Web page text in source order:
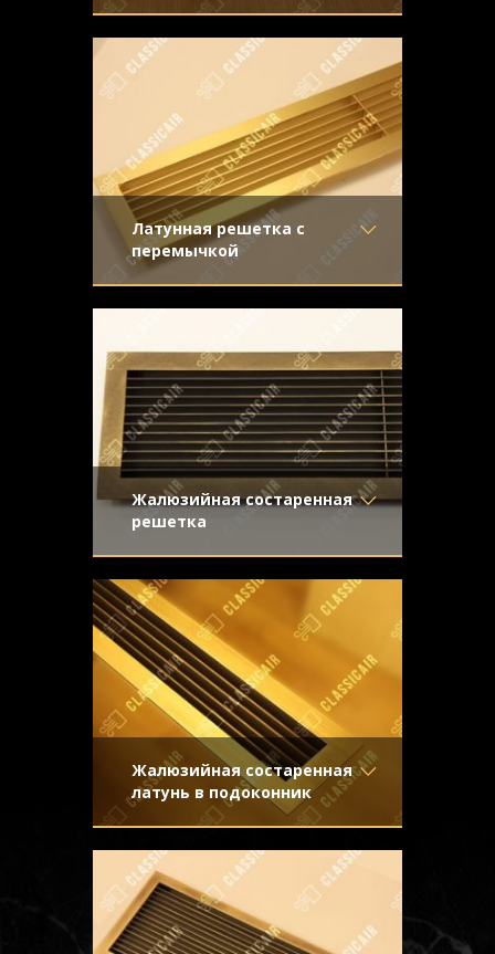
Материал- Нержавеющая
сталь
Отделка
- Полированная
нержавейка
Конструкция
- Жалюзи
дорогой и изысканный декоративный
аксессуар. Мы предложили клиенту
Латунная решетка с
перемычкой
Материал- Латунь
Отделка- Шлифованная
Узор-
Конструкция- Жалюзи
подоконниками
Жалюзийная состаренная
решетка
Материал- Латунь
Отделка- Старение с
эффектом затёртости
Узор-
Конструкция- Жалюзи
латуни для применения в системе
принудительной вентиляции и
кондиционирования
Жалюзийная состаренная
латунь в подоконник
Материал- Латунь
Отделка- Декорирование
под стареную латунь с
направленной риской
Узор-
Конструкция- Жалюзи
жалюзи из латуни с легким эффектом
старения